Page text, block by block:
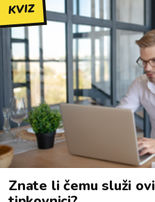
KVIZ
Znate li čemu služi